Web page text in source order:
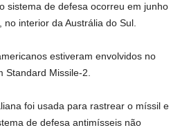
sistema de defesa ocorreu em junho
interior da Austrália do Sul.
estiveram envolvidos no
Standard Missile-2.
foi usada para rastrear o míssil e
de defesa antimísseis não